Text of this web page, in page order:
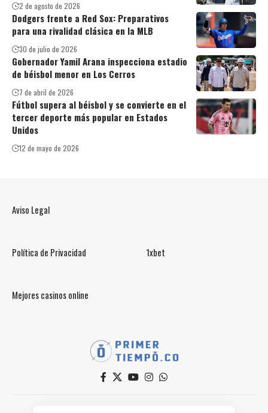
2 de agosto de 2026
Dodgers frente a Red Sox: Preparativos
para una rivalidad clásica en la MLB
30 de julio de 2026
Gobernador Yamil Arana inspecciona estadio
de béisbol menor en Los Cerros
7 de abril de 2026
Fútbol supera al béisbol y se convierte en el
tercer deporte más popular en Estados
Unidos
12 de mayo de 2026
Aviso Legal
Política de Privacidad 1xbet
Mejores casinos online